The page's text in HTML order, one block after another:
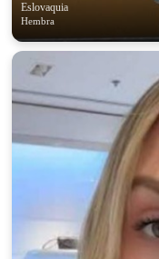
Eslovaquia
Hembra